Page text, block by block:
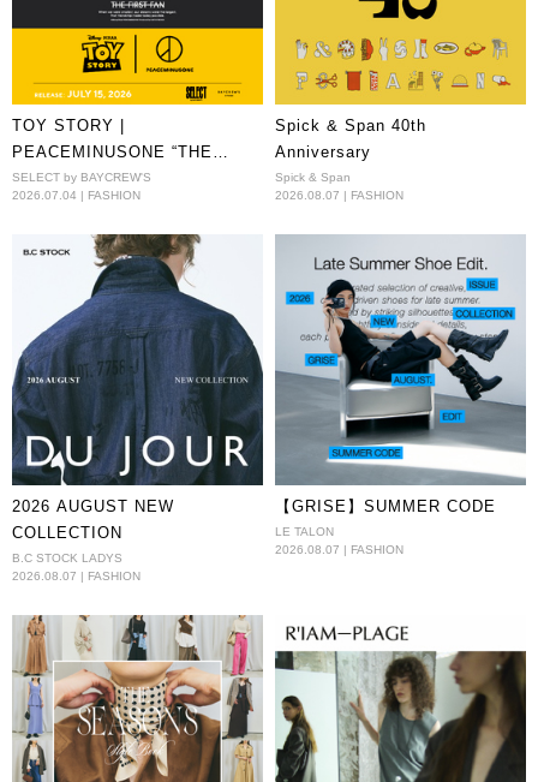
TOY STORY |
PEACEMINUSONE “THE
FIRST FAN” EXCLUSIVE IN
JAPAN!
SELECT by BAYCREW'S
2026.07.04 | FASHION
Spick & Span 40th
Anniversary
Spick & Span
2026.08.07 | FASHION
2026 AUGUST NEW
COLLECTION
B.C STOCK LADYS
2026.08.07 | FASHION
【GRISE】SUMMER CODE
LE TALON
2026.08.07 | FASHION